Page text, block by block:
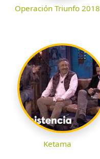
Operación Triunfo 2018
Ketama